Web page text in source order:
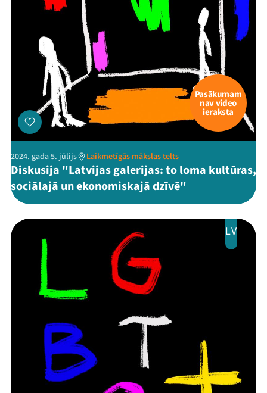
Mana programma
Pasākumam
nav video
ieraksta
2024. gada 5. jūlijs Laikmetīgās mākslas telts
Diskusija "Latvijas galerijas: to loma kultūras,
sociālajā un ekonomiskajā dzīvē"
LV